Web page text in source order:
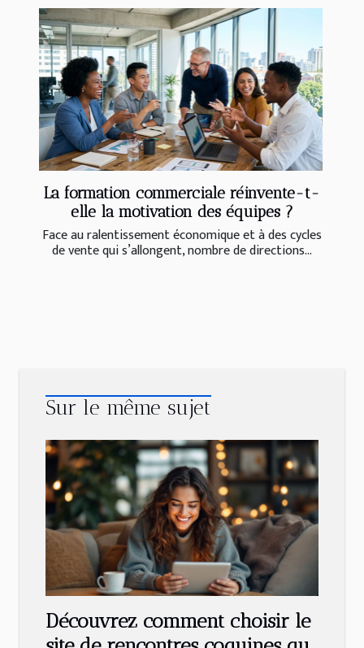
La formation commerciale réinvente-t-
elle la motivation des équipes ?
Face au ralentissement économique et à des cycles
de vente qui s’allongent, nombre de directions...
Sur le même sujet
Découvrez comment choisir le